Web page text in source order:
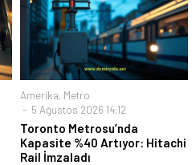
Amerika, Metro
5 Ağustos 2026 14:12
Toronto Metrosu’nda
Kapasite %40 Artıyor: Hitachi
Rail İmzaladı